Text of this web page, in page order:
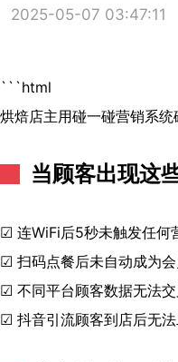
2025-05-07 03:47:11
```html
烘焙店主用碰一碰营销系
当顾客出现这
☑ 连WiFi后5秒未触发任何
☑ 扫码点餐后未自动成为
☑ 不同平台顾客数据无法
☑ 抖音引流顾客到店后无